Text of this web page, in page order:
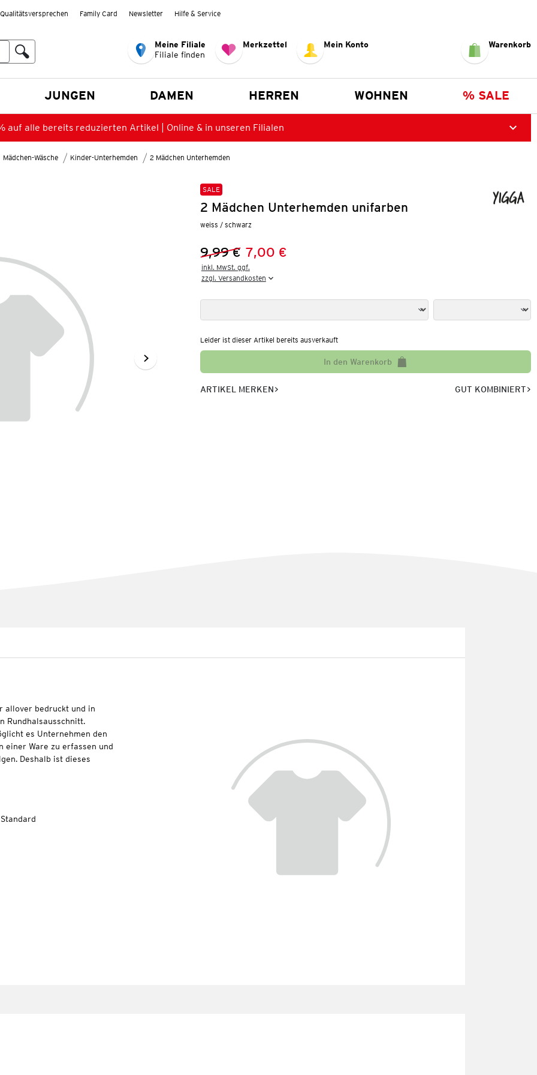
Qualitätsversprechen Family Card Newsletter Hilfe & Service
Meine Filiale
Filiale finden
Merkzettel Mein Konto Warenkorb
JUNGEN DAMEN HERREN WOHNEN % SALE
auf alle bereits reduzierten Artikel | Online & in unseren Filialen
Mädchen-Wäsche Kinder-Unterhemden 2 Mädchen Unterhemden
SALE
2 Mädchen Unterhemden unifarben
weiss / schwarz
Vorheriger Preis:
9,99 €
Neuer Preis:
7,00 €
inkl. MwSt. ggf.
zzgl. Versandkosten
Leider ist dieser Artikel bereits ausverkauft
In den Warenkorb
ARTIKEL MERKEN GUT KOMBINIERT
allover bedruckt und in
Rundhalsausschnitt.
es Unternehmen den
einer Ware zu erfassen und
Deshalb ist dieses